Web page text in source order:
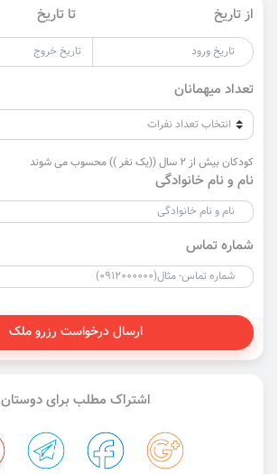
از تاریخ تا تاریخ
تعداد میهمانان
کودکان بیش از 2 سال ((یک نفر )) محسوب می شوند
نام و نام خانوادگی
شماره تماس
ارسال درخواست رزرو ملک
اشتراک مطلب برای دوستان